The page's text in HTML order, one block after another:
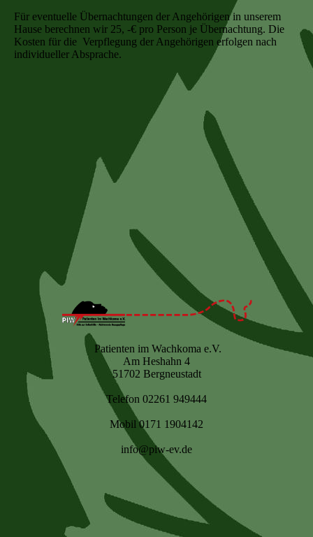
Für eventuelle Übernachtungen der Angehörigen in unserem
Hause berechnen wir 25, -€ pro Person je Übernachtung. Die
Kosten für die Verpflegung der Angehörigen erfolgen nach
individueller Absprache.
Patienten im Wachkoma e.V.
Am Heshahn 4
51702 Bergneustadt
Telefon 02261 949444
Mobil 0171 1904142
info@piw-ev.de